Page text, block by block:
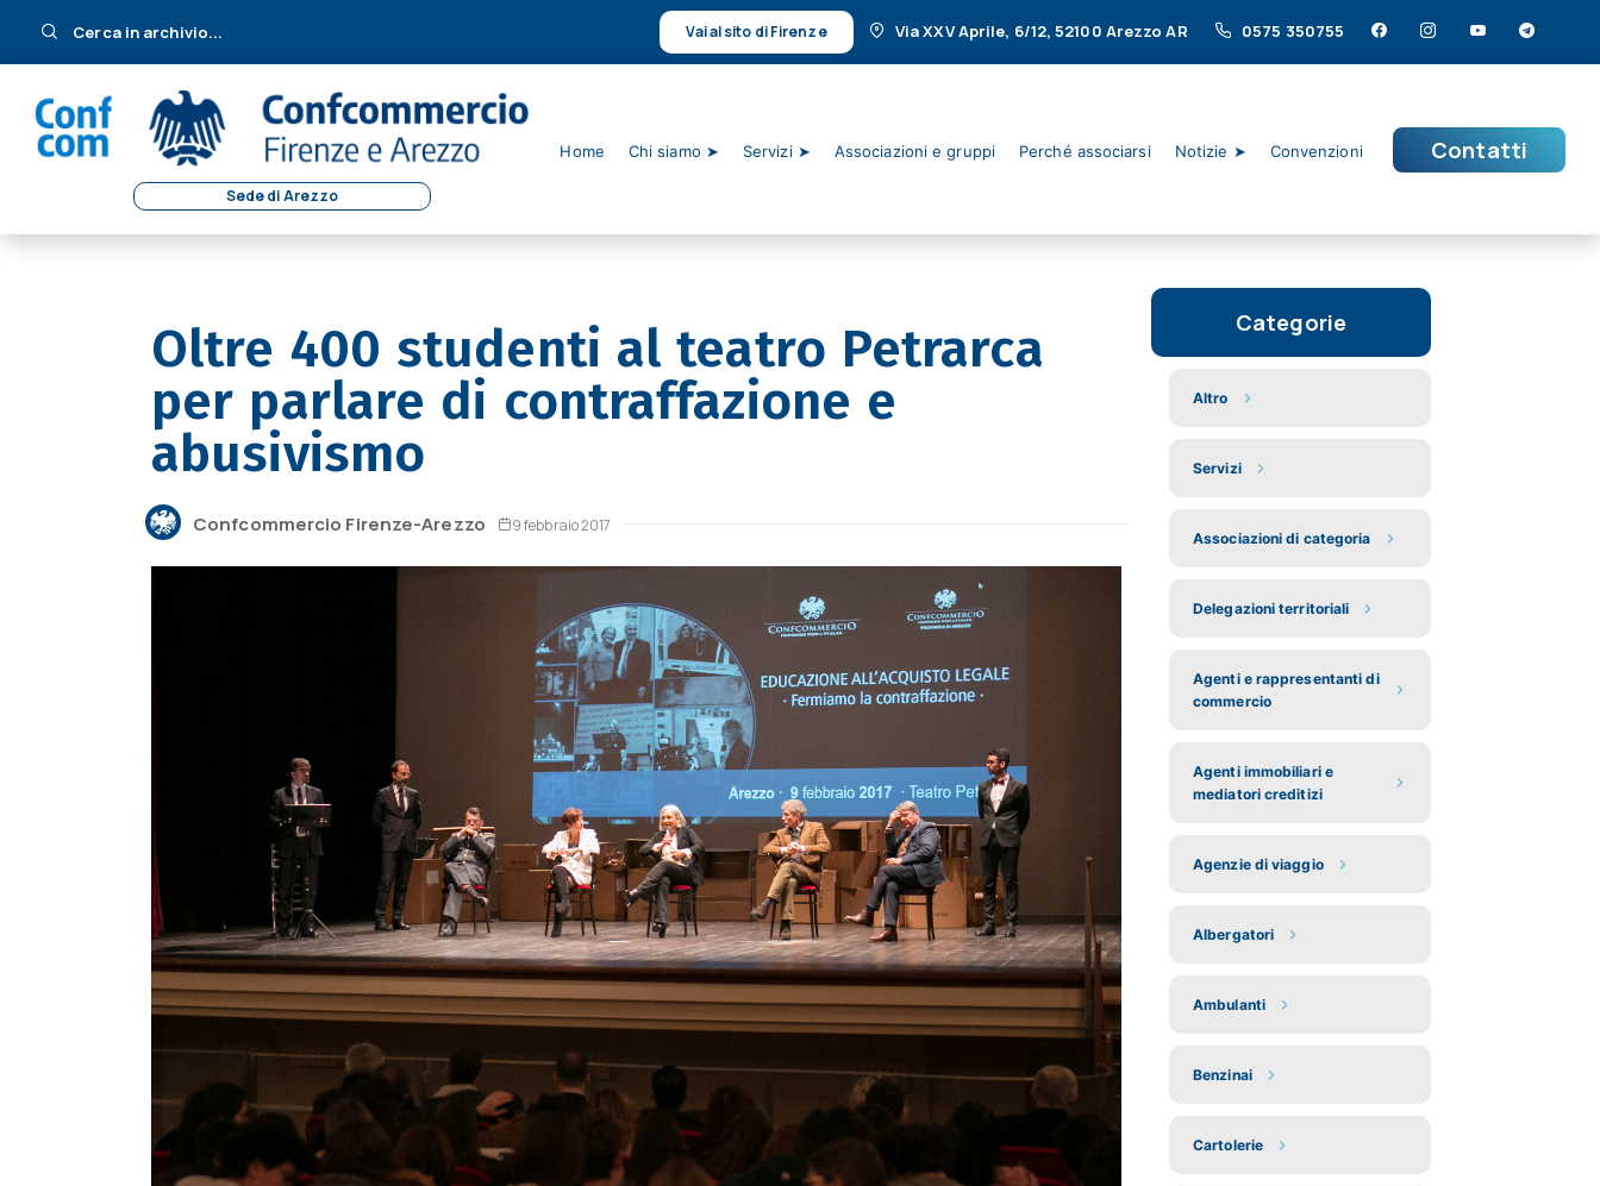
Cerca in archivio... Vai al sito di Firenze Via XXV Aprile, 6/12, 52100 Arezzo AR 0575 350755
Sede di Arezzo
Home Chi siamo ➤ Servizi ➤ Associazioni e gruppi Perché associarsi Notizie ➤ Convenzioni Contatti
Oltre 400 studenti al teatro Petrarca
per parlare di contraffazione e
abusivismo
Confcommercio Firenze-Arezzo 9 febbraio 2017
Categorie
Altro
Servizi
Associazioni di categoria
Delegazioni territoriali
Agenti e rappresentanti di
commercio
Agenti immobiliari e
mediatori creditizi
Agenzie di viaggio
Albergatori
Ambulanti
Benzinai
Cartolerie